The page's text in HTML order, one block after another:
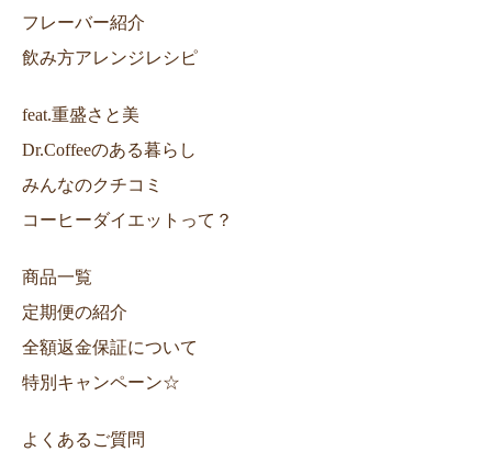
フレーバー紹介
飲み方アレンジレシピ
feat.重盛さと美
Dr.Coffeeのある暮らし
みんなのクチコミ
コーヒーダイエットって？
商品一覧
定期便の紹介
全額返金保証について
特別キャンペーン☆
よくあるご質問